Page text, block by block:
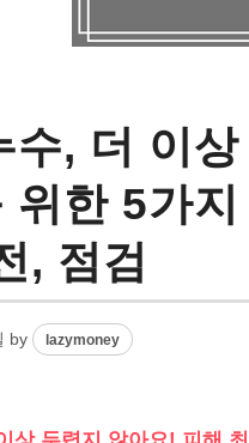
수, 더 이
위한 5가
, 점검
by lazymoney